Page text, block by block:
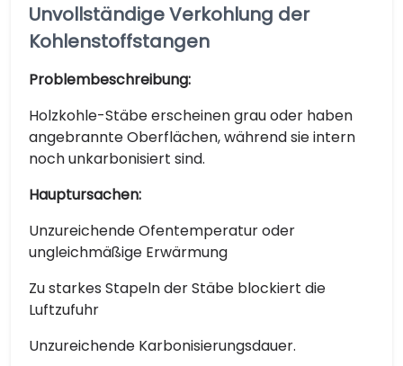
Unvollständige Verkohlung der
Kohlenstoffstangen
Problembeschreibung:
Holzkohle-Stäbe erscheinen grau oder haben
angebrannte Oberflächen, während sie intern
noch unkarbonisiert sind.
Hauptursachen:
Unzureichende Ofentemperatur oder
ungleichmäßige Erwärmung
Zu starkes Stapeln der Stäbe blockiert die
Luftzufuhr
Unzureichende Karbonisierungsdauer.